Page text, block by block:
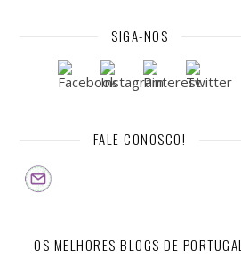
SIGA-NOS
FALE CONOSCO!
OS MELHORES BLOGS DE PORTUGAL